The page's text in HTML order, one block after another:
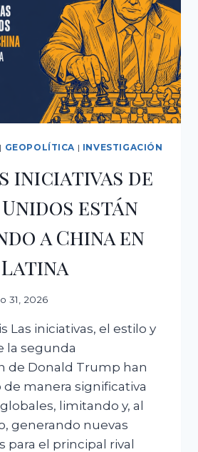
| GEOPOLÍTICA | INVESTIGACIÓN
iniciativas de
están
a China en
31, 2026
Las iniciativas, el estilo y
la segunda
de Donald Trump han
manera significativa
limitando y, al
generando nuevas
para el principal rival